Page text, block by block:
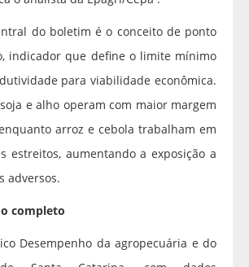
do boletim é o conceito de ponto
indicador que define o limite mínimo
para viabilidade econômica.
e alho operam com maior margem
arroz e cebola trabalham em
estreitos, aumentando a exposição a
adversos.
completo
Desempenho da agropecuária e do